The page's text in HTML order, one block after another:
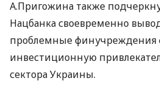
А.Пригожина также
Нацбанка своевременно
проблемные финучреждения
инвестиционную
сектора Украины.